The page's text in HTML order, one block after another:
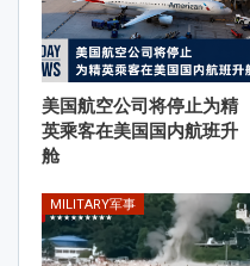
美国航空公司将停止为精
英乘客在美国国内航班升
舱
MILITARY军事